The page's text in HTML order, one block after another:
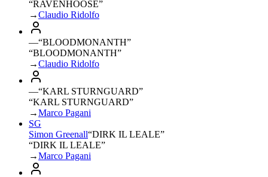
“RAVENHOOSE”
→Claudio Ridolfo
—“BLOODMONANTH”
“BLOODMONANTH”
→Claudio Ridolfo
—“KARL STURNGUARD”
“KARL STURNGUARD”
→Marco Pagani
SG
Simon Greenall“DIRK IL LEALE”
“DIRK IL LEALE”
→Marco Pagani